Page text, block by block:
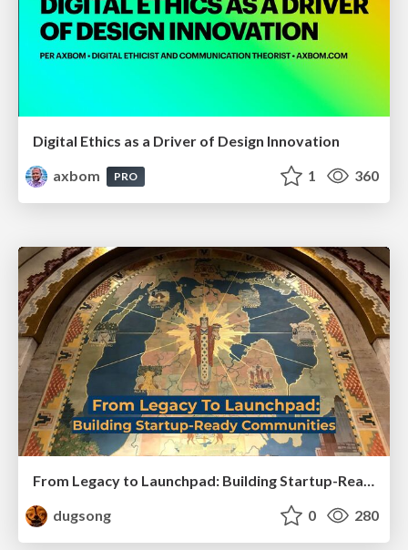
Digital Ethics as a Driver of Design Innovation
axbom
PRO 1 360
dugsong
0 280